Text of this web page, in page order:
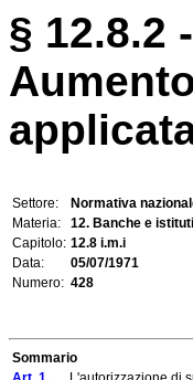
§ 12.8.2
Settore:
Normativa
Materia:
12. Banche e
Capitolo: 12.8 i.m.i
Data:
05/07/1971
Numero: 428
Sommario